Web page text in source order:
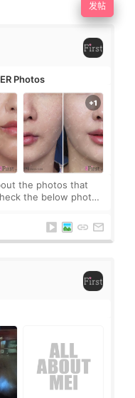
发帖
Photos
the photos that
the below photos
to consult with me